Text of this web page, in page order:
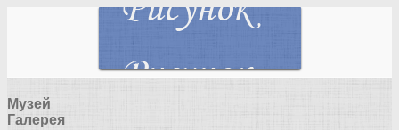
Музей
Галерея